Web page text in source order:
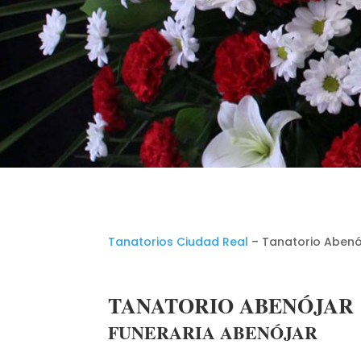
Tanatorios Ciudad Real – Tanatorio
TANATORIO ABENÓJAR
FUNERARIA ABENÓJAR